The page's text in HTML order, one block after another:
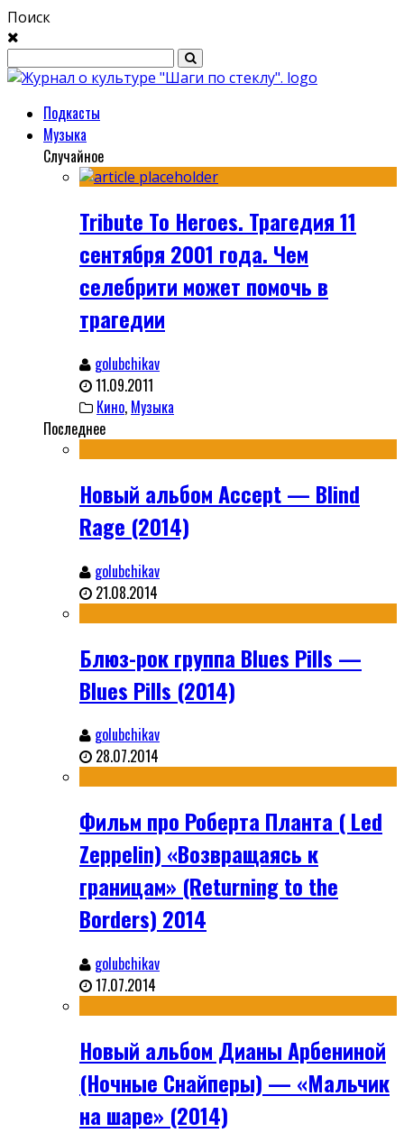
Поиск
Подкасты
Музыка
Случайное
Tribute To Heroes. Трагедия 11
сентября 2001 года. Чем
селебрити может помочь в
трагедии
golubchikav
11.09.2011
Кино, Музыка
Последнее
Новый альбом Accept — Blind
Rage (2014)
golubchikav
21.08.2014
Блюз-рок группа Blues Pills —
Blues Pills (2014)
golubchikav
28.07.2014
Фильм про Роберта Планта ( Led
Zeppelin) «Возвращаясь к
границам» (Returning to the
Borders) 2014
golubchikav
17.07.2014
Новый альбом Дианы Арбениной
(Ночные Снайперы) — «Мальчик
на шаре» (2014)